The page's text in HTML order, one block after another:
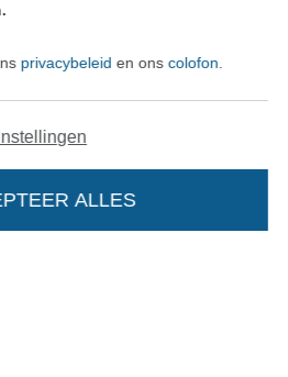
In je winkelwagen
Nederlands
Wissel naar de
privacybeleid en ons colofon
Instellingen
ALLES